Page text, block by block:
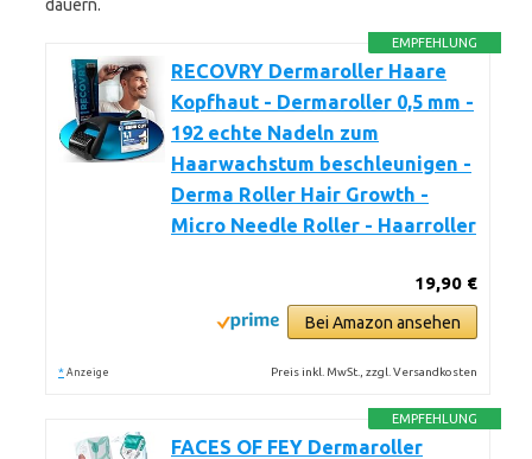
dauern.
EMPFEHLUNG
RECOVRY Dermaroller Haare
Kopfhaut - Dermaroller 0,5 mm -
192 echte Nadeln zum
Haarwachstum beschleunigen -
Derma Roller Hair Growth -
Micro Needle Roller - Haarroller
19,90 €
Bei Amazon ansehen
* Anzeige Preis inkl. MwSt., zzgl. Versandkosten
EMPFEHLUNG
FACES OF FEY Dermaroller